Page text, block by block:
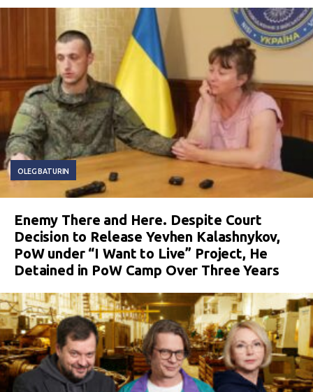
OLEG BATURIN
Enemy There and Here. Despite Court
Decision to Release Yevhen Kalashnykov,
PoW under “I Want to Live” Project, He
Detained in PoW Camp Over Three Years